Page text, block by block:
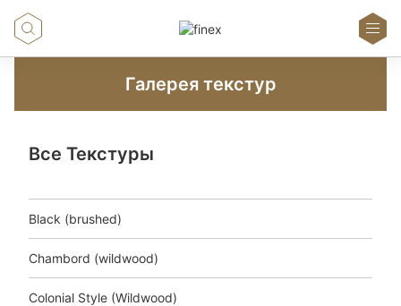
Галерея текстур
Все Текстуры
Black (brushed)
Chambord (wildwood)
Colonial Style (Wildwood)